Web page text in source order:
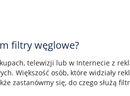
filtry węglowe?
telewizji lub w Internecie z
Większość osób, które widziały
zastanówmy się, do czego służą